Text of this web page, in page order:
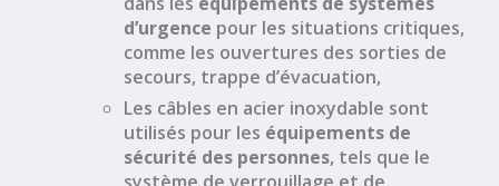
d’urgence pour les situations critiques,
comme les ouvertures des sorties de
secours, trappe d’évacuation,
Les câbles en acier inoxydable sont
utilisés pour les équipements de
sécurité des personnes, tels que le